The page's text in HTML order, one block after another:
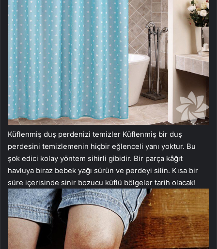
Küflenmiş duş perdenizi temizler Küflenmiş bir duş
perdesini temizlemenin hiçbir eğlenceli yanı yoktur. Bu
şok edici kolay yöntem sihirli gibidir. Bir parça kâğıt
havluya biraz bebek yağı sürün ve perdeyi silin. Kısa bir
süre içerisinde sinir bozucu küflü bölgeler tarih olacak!